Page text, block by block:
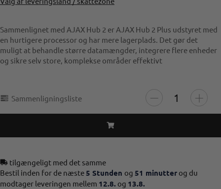
Sammenlignet med AJAX Hub 2 er AJAX Hub 2 Plus udstyret med
en hurtigere processor og har mere lagerplads. Det gør det
muligt at behandle større datamængder, integrere flere enheder
og sikre selv store, komplekse områder effektivt
tilgængeligt med det samme
Bestil inden for de næste 5 Stunden og 51 minutter og du
modtager leveringen mellem 12.8. og 13.8.
Sammenligningsliste